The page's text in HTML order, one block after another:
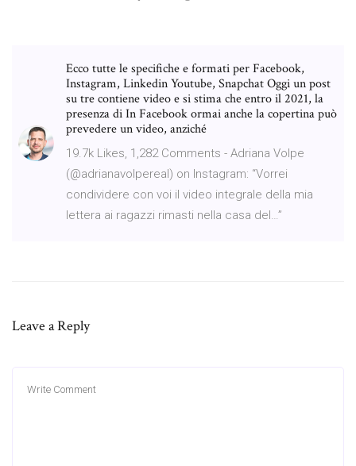
Ecco tutte le specifiche e formati per Facebook,
Instagram, Linkedin Youtube, Snapchat Oggi un post
su tre contiene video e si stima che entro il 2021, la
presenza di In Facebook ormai anche la copertina può
prevedere un video, anziché
19.7k Likes, 1,282 Comments - Adriana Volpe
(@adrianavolpereal) on Instagram: “Vorrei
condividere con voi il video integrale della mia
lettera ai ragazzi rimasti nella casa del…”
Leave a Reply